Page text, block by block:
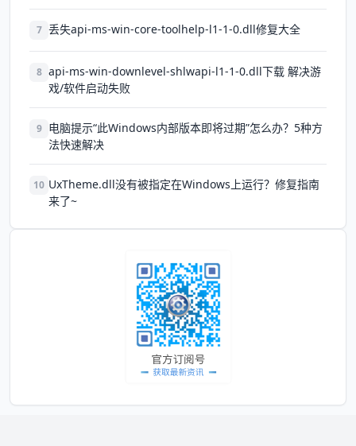
7 丢失api-ms-win-core-toolhelp-l1-1-0.dll修复大全
8 api-ms-win-downlevel-shlwapi-l1-1-0.dll下载 解决游
戏/软件启动失败
9 电脑提示“此Windows内部版本即将过期”怎么办？5种方
法快速解决
10 UxTheme.dll没有被指定在Windows上运行？修复指南
来了~